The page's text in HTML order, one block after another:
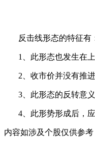
反击线形态的特征有
1、此形态也发生在上
2、收市价并没有推进
3、此形态的反转意义
4、此形势形成后，应
内容如涉及个股仅供参